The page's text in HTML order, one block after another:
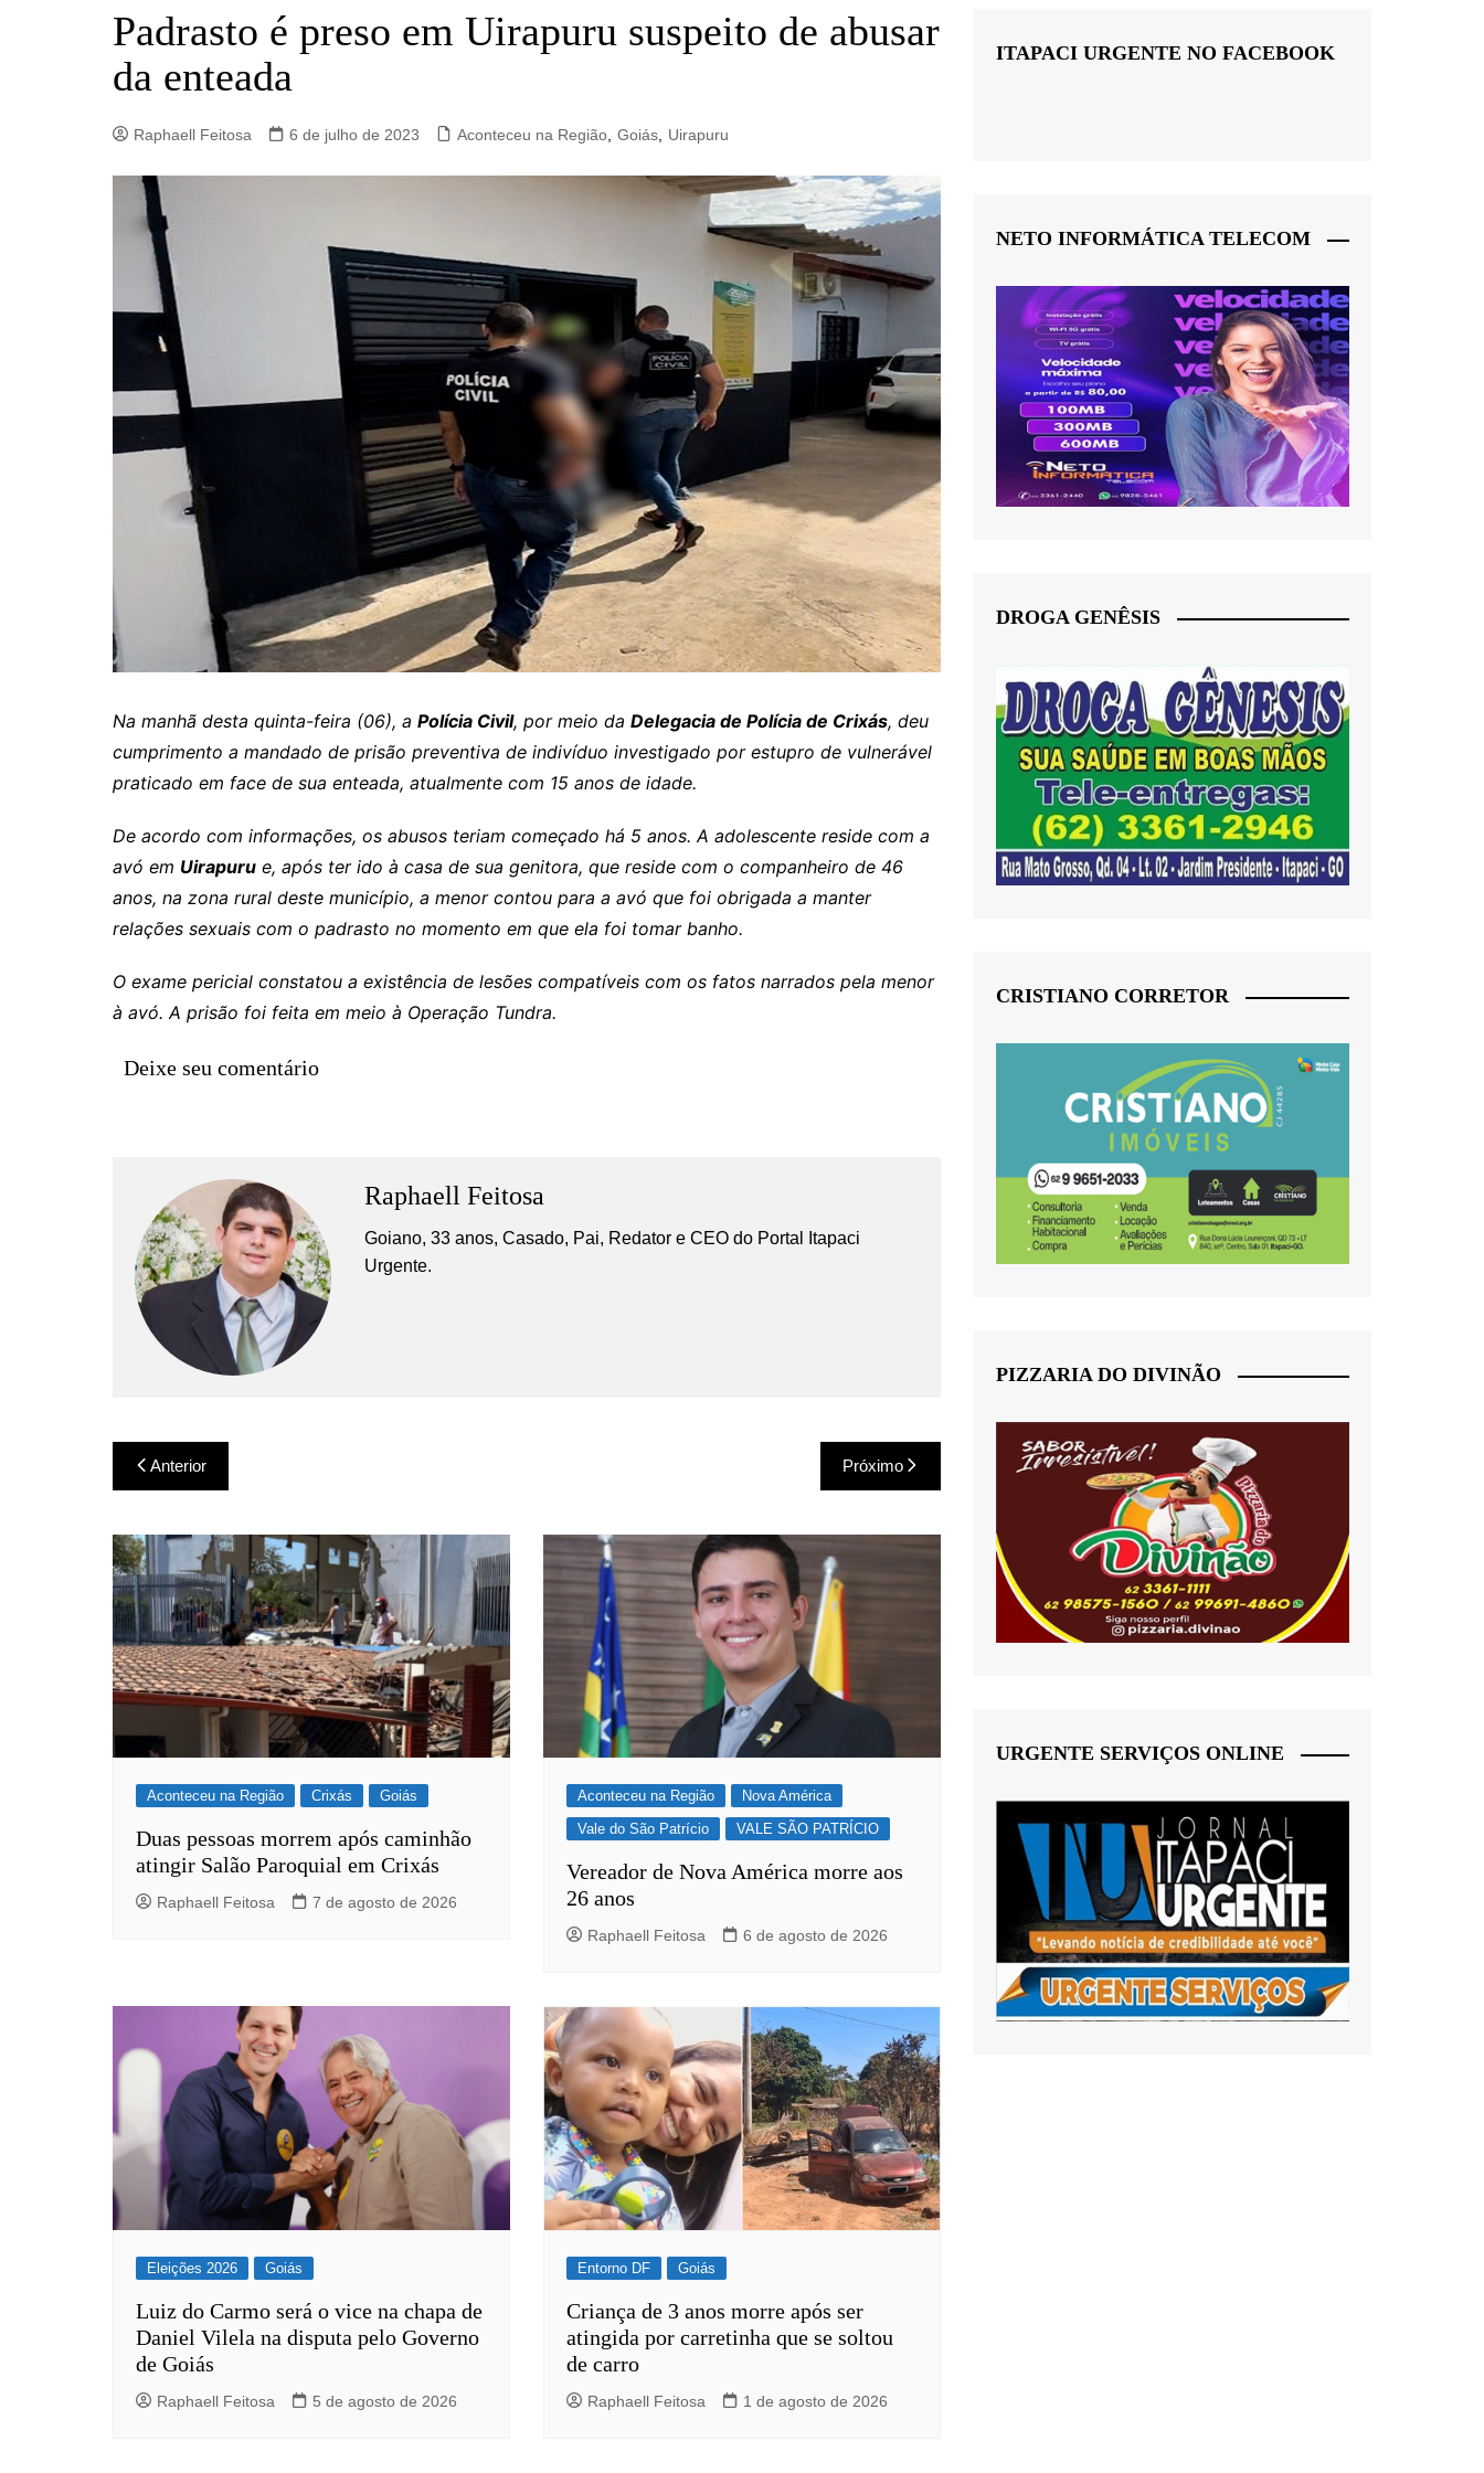
Campinorte
Estrela do Norte
Goianésia
Goiânia
Guarinos
Ipiranga de Goiás
Itaberaí
Itaguaru
Itapuranga
Jaraguá
Jardim Paulista
Jataí
Nova América
Nova Glória
Porangatu
Rianápolis
Rubiataba
Senador Canedo
Uirapuru
Uruaçu
Uruana
Padrasto é preso em Uirapuru suspeito de abusar
da enteada
Raphaell Feitosa 6 de julho de 2023 Aconteceu na Região, Goiás, Uirapuru
Na manhã desta quinta-feira (06), a Polícia Civil, por meio da Delegacia de Polícia de Crixás, deu
cumprimento a mandado de prisão preventiva de indivíduo investigado por estupro de vulnerável
praticado em face de sua enteada, atualmente com 15 anos de idade.
De acordo com informações, os abusos teriam começado há 5 anos. A adolescente reside com a
avó em Uirapuru e, após ter ido à casa de sua genitora, que reside com o companheiro de 46
anos, na zona rural deste município, a menor contou para a avó que foi obrigada a manter
relações sexuais com o padrasto no momento em que ela foi tomar banho.
O exame pericial constatou a existência de lesões compatíveis com os fatos narrados pela menor
à avó. A prisão foi feita em meio à Operação Tundra.
Deixe seu comentário
Raphaell Feitosa
Goiano, 33 anos, Casado, Pai, Redator e CEO do Portal Itapaci
Urgente.
Navegação
de
Post
Anterior Próximo
Aconteceu na Região Crixás Goiás
Duas pessoas morrem após caminhão
atingir Salão Paroquial em Crixás
Raphaell Feitosa 7 de agosto de 2026
Aconteceu na Região
Nova América
Vale do São Patrício
VALE SÃO PATRÍCIO
Vereador de Nova América morre aos
26 anos
Raphaell Feitosa 6 de agosto de 2026
Eleições 2026 Goiás
Luiz do Carmo será o vice na chapa de
Daniel Vilela na disputa pelo Governo
de Goiás
Raphaell Feitosa 5 de agosto de 2026
Entorno DF Goiás
Criança de 3 anos morre após ser
atingida por carretinha que se soltou
de carro
Raphaell Feitosa 1 de agosto de 2026
ITAPACI URGENTE NO FACEBOOK
NETO INFORMÁTICA TELECOM
DROGA GENÊSIS
CRISTIANO CORRETOR
PIZZARIA DO DIVINÃO
URGENTE SERVIÇOS ONLINE